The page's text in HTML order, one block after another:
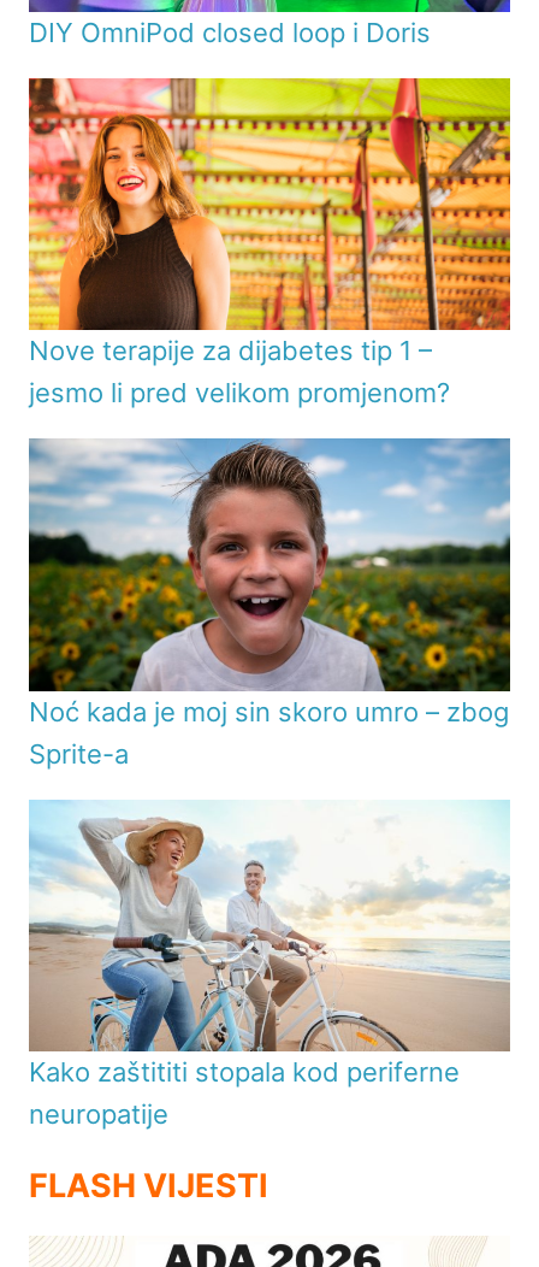
DIY OmniPod closed loop i Doris
Nove terapije za dijabetes tip 1 –
jesmo li pred velikom promjenom?
Noć kada je moj sin skoro umro – zbog
Sprite-a
Kako zaštititi stopala kod periferne
neuropatije
FLASH VIJESTI